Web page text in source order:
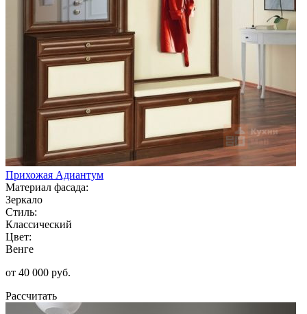
Прихожая Адиантум
Материал фасада:
Зеркало
Стиль:
Классический
Цвет:
Венге
от 40 000 руб.
Рассчитать